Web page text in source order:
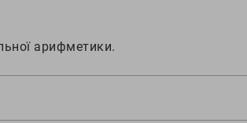
арифметики.